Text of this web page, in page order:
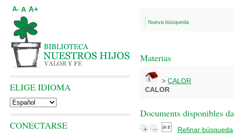
Nueva búsqueda
Materias
> CALOR
CALOR
Documents disponibles
Refinar búsqueda
A- A A+
ELIGE IDIOMA
CONECTARSE